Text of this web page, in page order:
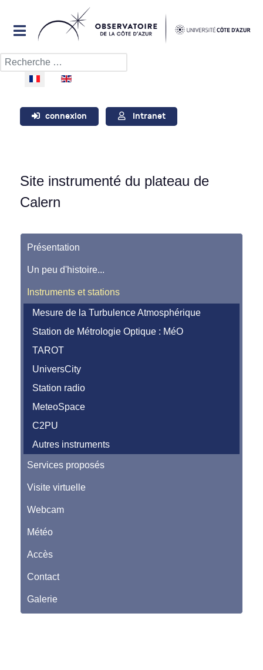
Rechercher
Sélectionnez votre langue
connexion Intranet
Site instrumenté du plateau de
Calern
Présentation
Un peu d'histoire...
Instruments et stations
Mesure de la Turbulence Atmosphérique
Station de Métrologie Optique : MéO
TAROT
UniversCity
Station radio
MeteoSpace
C2PU
Autres instruments
Services proposés
Visite virtuelle
Webcam
Météo
Accès
Contact
Galerie